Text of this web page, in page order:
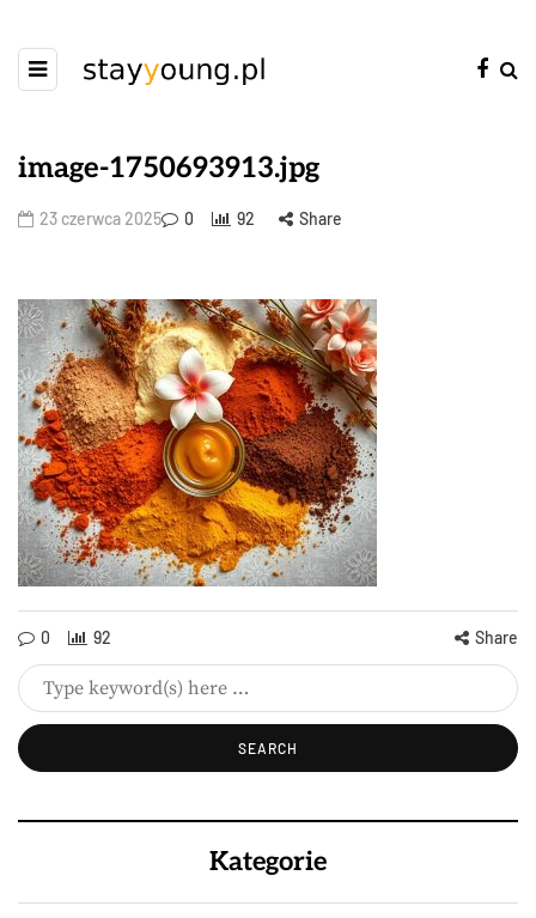
image-1750693913.jpg
23 czerwca 2025 0 92 Share
0 92 Share
Kategorie